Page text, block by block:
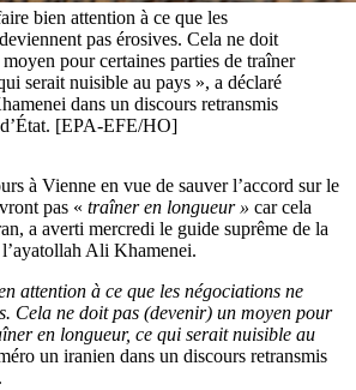
bien attention à ce que les
pas érosives. Cela ne doit
pour certaines parties de traîner
serait nuisible au pays », a déclaré
dans un discours retransmis
[EPA-EFE/HO]
à Vienne en vue de sauver l’accord sur le
pas « traîner en longueur » car cela
a averti mercredi le guide suprême de la
Ali Khamenei.
attention à ce que les négociations ne
Cela ne doit pas (devenir) un moyen pour
en longueur, ce qui serait nuisible au
un iranien dans un discours retransmis